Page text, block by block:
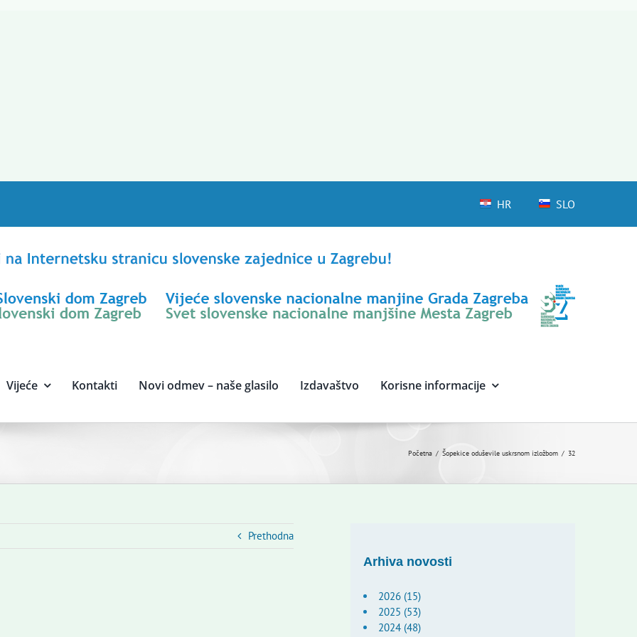
HR SLO
Vijeće Kontakti Novi odmev – naše glasilo Izdavaštvo Korisne informacije
Početna Šopekice oduševile uskrsnom izložbom 32
Prethodna
Arhiva novosti
2026 (15)
2025 (53)
2024 (48)